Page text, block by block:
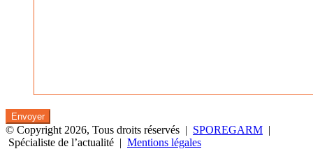
© Copyright 2026, Tous droits réservés | SPOREGARM |
Spécialiste de l’actualité | Mentions légales